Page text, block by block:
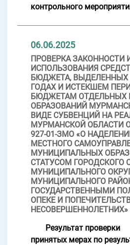
контрольного
06.06.2025
ПРОВЕРКА ЗАКОННОСТИ
ИСПОЛЬЗОВАНИЯ
БЮДЖЕТА, ВЫДЕЛЕННЫХ
ГОДАХ И ИСТЕКШЕМ
БЮДЖЕТАМ
ОБРАЗОВАНИЙ
ВИДЕ СУБВЕНЦИЙ НА
МУРМАНСКОЙ ОБЛАСТИ
927-01-ЗМО «О
МЕСТНОГО
МУНИЦИПАЛЬНЫХ
СТАТУСОМ ГОРОДСКОГО
МУНИЦИПАЛЬНОГО
МУНИЦИПАЛЬНОГО
ГОСУДАРСТВЕННЫМИ
ОПЕКЕ И
НЕСОВЕРШЕННОЛЕТНИХ»
Результат проверки
принятых мерах по